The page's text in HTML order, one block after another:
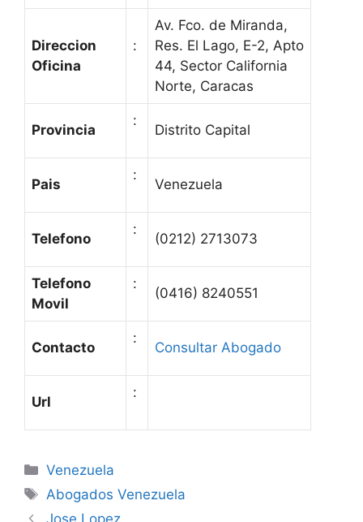
Direccion
Oficina
:
Av. Fco. de Miranda,
Res. El Lago, E-2, Apto
44, Sector California
Norte, Caracas
Provincia
:
Distrito Capital
Pais
:
Venezuela
Telefono
:
(0212) 2713073
Telefono
Movil
:
(0416) 8240551
Contacto
:
Consultar Abogado
Url
:
Categories
Venezuela
Tags
Abogados Venezuela
Jose Lopez